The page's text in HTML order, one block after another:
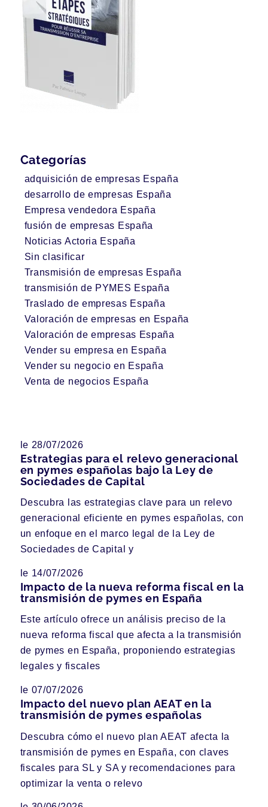
Categorías
adquisición de empresas España
desarrollo de empresas España
Empresa vendedora España
fusión de empresas España
Noticias Actoria España
Sin clasificar
Transmisión de empresas España
transmisión de PYMES España
Traslado de empresas España
Valoración de empresas en España
Valoración de empresas España
Vender su empresa en España
Vender su negocio en España
Venta de negocios España
le 28/07/2026
Estrategias para el relevo generacional
en pymes españolas bajo la Ley de
Sociedades de Capital
Descubra las estrategias clave para un relevo
generacional eficiente en pymes españolas, con
un enfoque en el marco legal de la Ley de
Sociedades de Capital y
le 14/07/2026
Impacto de la nueva reforma fiscal en la
transmisión de pymes en España
Este artículo ofrece un análisis preciso de la
nueva reforma fiscal que afecta a la transmisión
de pymes en España, proponiendo estrategias
legales y fiscales
le 07/07/2026
Impacto del nuevo plan AEAT en la
transmisión de pymes españolas
Descubra cómo el nuevo plan AEAT afecta la
transmisión de pymes en España, con claves
fiscales para SL y SA y recomendaciones para
optimizar la venta o relevo